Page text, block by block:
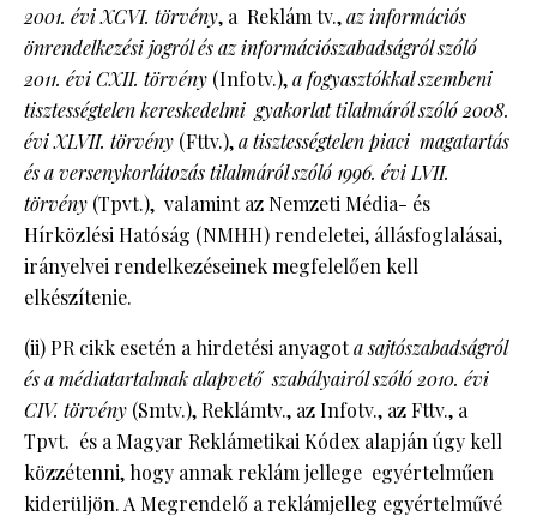
2001. évi XCVI. törvény, a Reklám tv.,az információs
önrendelkezési jogról és az információszabadságról szóló
2011. évi CXII. törvény (Infotv.),a fogyasztókkal szembeni
tisztességtelen kereskedelmi gyakorlat tilalmáról szóló 2008.
évi XLVII. törvény (Fttv.),a tisztességtelen piaci magatartás
és a versenykorlátozás tilalmáról szóló 1996. évi LVII.
törvény (Tpvt.), valamint az Nemzeti Média- és
Hírközlési Hatóság (NMHH) rendeletei, állásfoglalásai,
irányelvei rendelkezéseinek megfelelően kell
elkészítenie.
(ii) PR cikk esetén a hirdetési anyagota sajtószabadságról
és a médiatartalmak alapvető szabályairól szóló 2010. évi
CIV. törvény (Smtv.), Reklámtv., az Infotv., az Fttv., a
Tpvt. és a Magyar Reklámetikai Kódex alapján úgy kell
közzétenni, hogy annak reklám jellege egyértelműen
kiderüljön. A Megrendelő a reklámjelleg egyértelművé